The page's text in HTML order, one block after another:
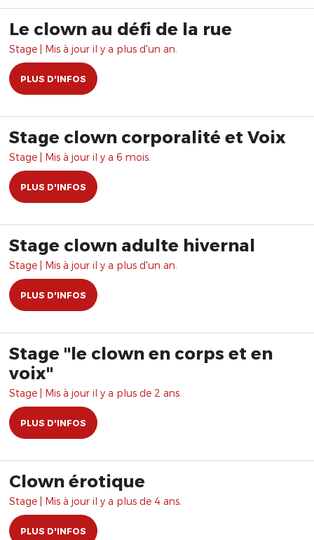
Le clown au défi de la rue
Stage | Mis à jour il y a plus d'un an.
PLUS D'INFOS
Stage clown corporalité et Voix
Stage | Mis à jour il y a 6 mois.
PLUS D'INFOS
Stage clown adulte hivernal
Stage | Mis à jour il y a plus d'un an.
PLUS D'INFOS
Stage "le clown en corps et en
voix"
Stage | Mis à jour il y a plus de 2 ans.
PLUS D'INFOS
Clown érotique
Stage | Mis à jour il y a plus de 4 ans.
PLUS D'INFOS